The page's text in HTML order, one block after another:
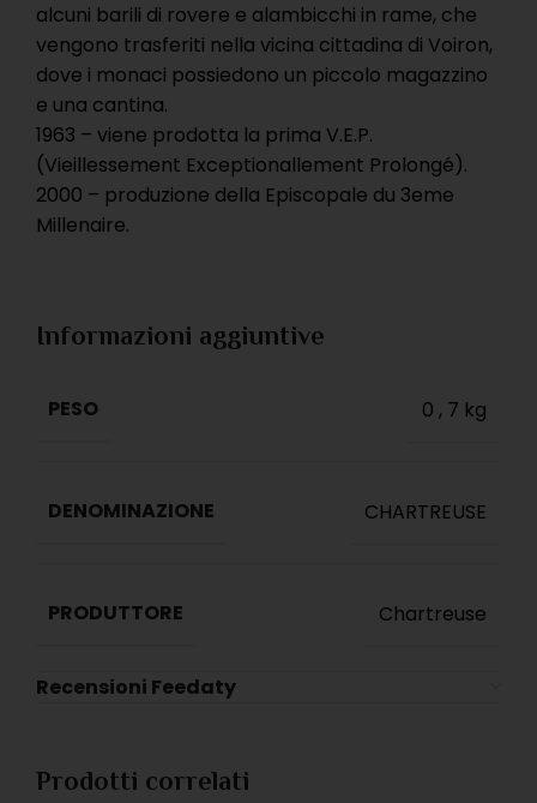
alcuni barili di rovere e alambicchi in rame, che
vengono trasferiti nella vicina cittadina di Voiron,
dove i monaci possiedono un piccolo magazzino
e una cantina.
1963 – viene prodotta la prima V.E.P.
(Vieillessement Exceptionallement Prolongé).
2000 – produzione della Episcopale du 3eme
Millenaire.
Informazioni aggiuntive
PESO 0 , 7 kg
DENOMINAZIONE CHARTREUSE
PRODUTTORE Chartreuse
Recensioni Feedaty
Prodotti correlati